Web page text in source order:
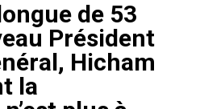
de 53
Président
Hicham
la